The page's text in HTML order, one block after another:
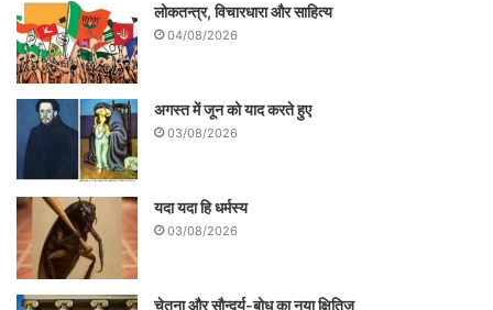
लोकतन्त्र, विचारधारा और साहित्य
04/08/2026
अगस्त में जून को याद करते हुए
03/08/2026
यदा यदा हि धर्मस्य
03/08/2026
चेतना और सौन्दर्य-बोध का नया क्षितिज